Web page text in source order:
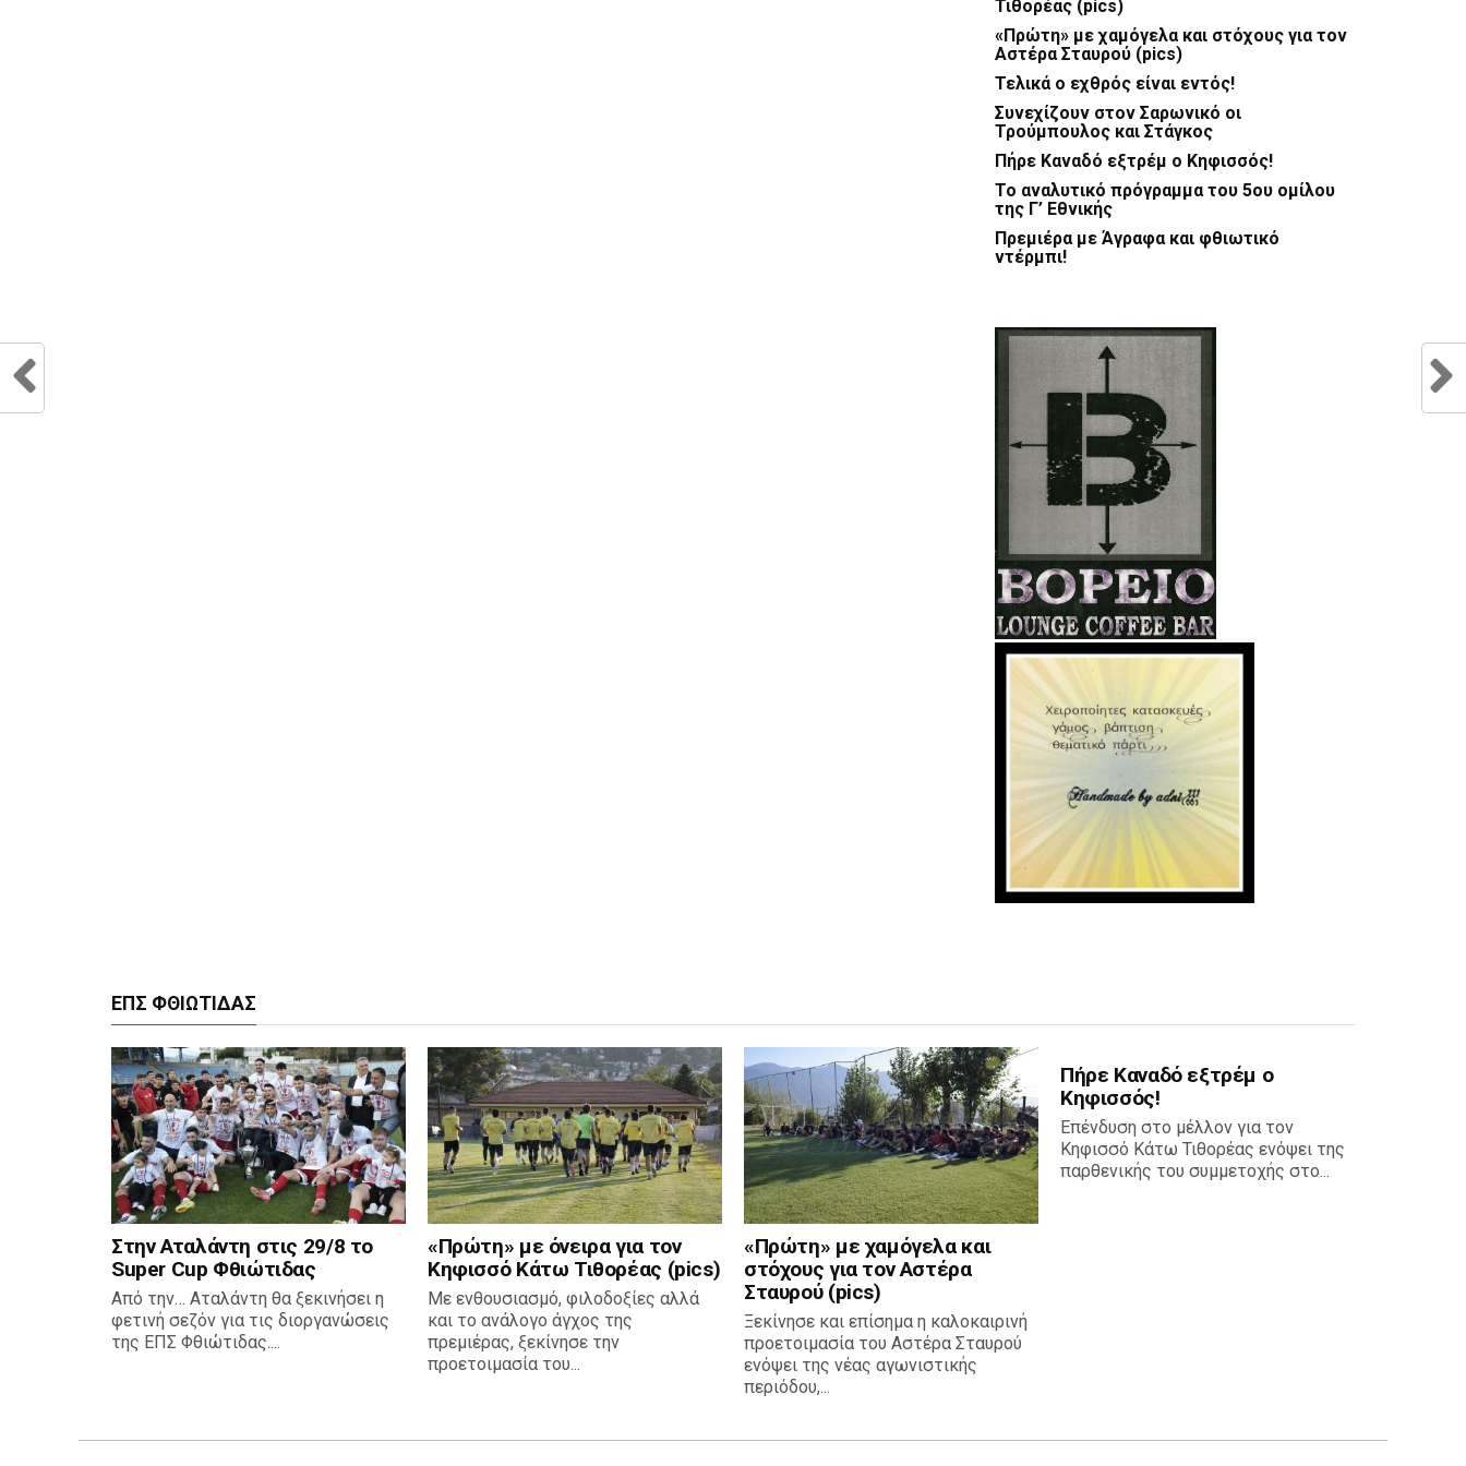
Τιθορέας (pics)
«Πρώτη» με χαμόγελα και στόχους για τον
Αστέρα Σταυρού (pics)
Τελικά ο εχθρός είναι εντός!
Συνεχίζουν στον Σαρωνικό οι
Τρούμπουλος και Στάγκος
Πήρε Καναδό εξτρέμ ο Κηφισσός!
Το αναλυτικό πρόγραμμα του 5ου ομίλου
της Γ’ Εθνικής
Πρεμιέρα με Άγραφα και φθιωτικό
ντέρμπι!
ΕΠΣ ΦΘΙΏΤΙΔΑΣ
Στην Αταλάντη στις 29/8 το
Super Cup Φθιώτιδας
Από την… Αταλάντη θα ξεκινήσει η
φετινή σεζόν για τις διοργανώσεις
της ΕΠΣ Φθιώτιδας....
«Πρώτη» με όνειρα για τον
Κηφισσό Κάτω Τιθορέας (pics)
Με ενθουσιασμό, φιλοδοξίες αλλά
και το ανάλογο άγχος της
πρεμιέρας, ξεκίνησε την
προετοιμασία του...
«Πρώτη» με χαμόγελα και
στόχους για τον Αστέρα
Σταυρού (pics)
Ξεκίνησε και επίσημα η καλοκαιρινή
προετοιμασία του Αστέρα Σταυρού
ενόψει της νέας αγωνιστικής
περιόδου,...
Πήρε Καναδό εξτρέμ ο
Κηφισσός!
Επένδυση στο μέλλον για τον
Κηφισσό Κάτω Τιθορέας ενόψει της
παρθενικής του συμμετοχής στο...